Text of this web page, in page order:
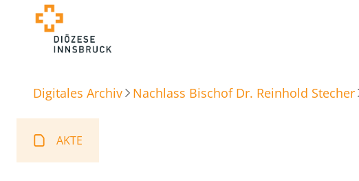
Digitales Archiv Nachlass Bischof Dr. Reinhold Stecher
AKTE